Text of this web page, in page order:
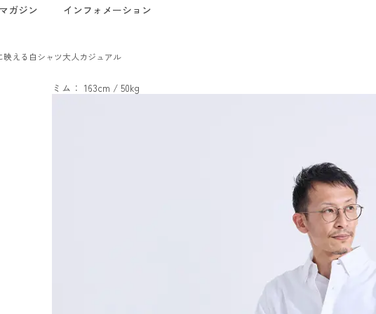
マガジン インフォメーション
映える白シャツ大人カジュアル
ミム： 163cm / 50kg